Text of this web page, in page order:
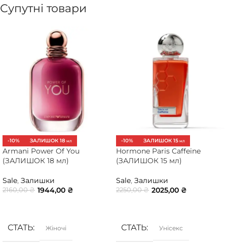
Супутні товари
-10% ЗАЛИШОК 18 МЛ
Armani Power Of You
(ЗАЛИШОК 18 мл)
Sale, Залишки
2160,00₴ 1944,00 ₴
СТАТЬ Жіночі
-10% ЗАЛИШОК 15 МЛ
Hormone Paris Caffeine
(ЗАЛИШОК 15 мл)
Sale, Залишки
2250,00₴ 2025,00 ₴
СТАТЬ Унісекс